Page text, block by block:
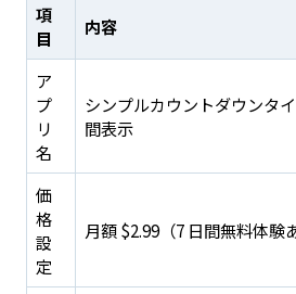
項
目
内容
ア
プ
リ
名
シンプルカウントダウンタ
間表示
価
格
設
定
月額 $2.99（7 日間無料体験